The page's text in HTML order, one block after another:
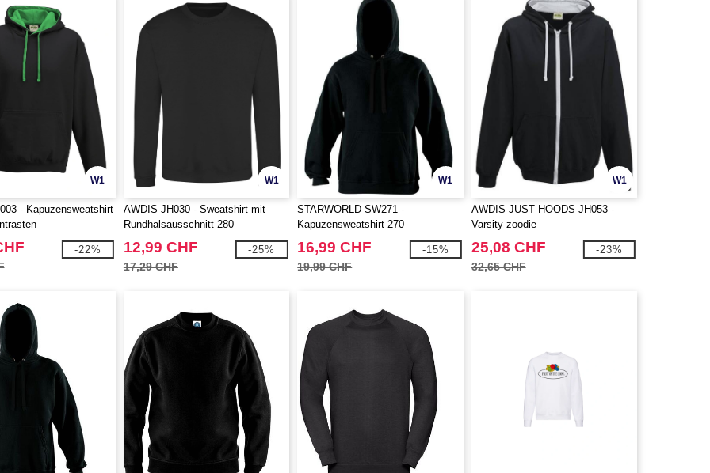
W1
- Kapuzensweatshirt
-22%
W1
AWDIS JH030 - Sweatshirt mit
Rundhalsausschnitt 280
12,99 CHF
17,29 CHF
-25%
W1
STARWORLD SW271 -
Kapuzensweatshirt 270
16,99 CHF
19,99 CHF
-15%
W1
AWDIS JUST HOODS JH053 -
Varsity zoodie
25,08 CHF
32,65 CHF
-23%